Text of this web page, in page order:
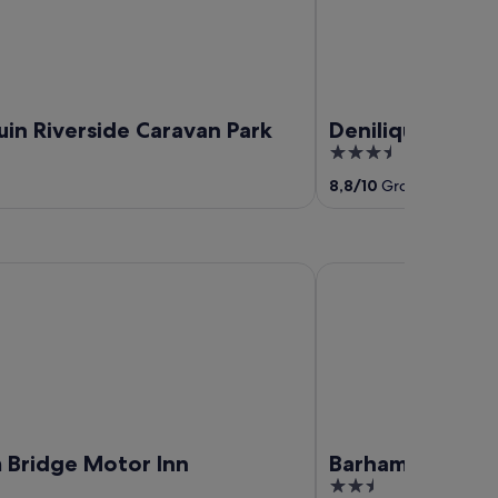
Riverside Caravan Park Deniliquin
3.5
out
of
8,8/10 Großartig! (138
Bridge Motor Inn Barham
2.5